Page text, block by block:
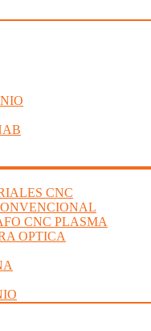
CNC
CNC PLASMA
OPTICA